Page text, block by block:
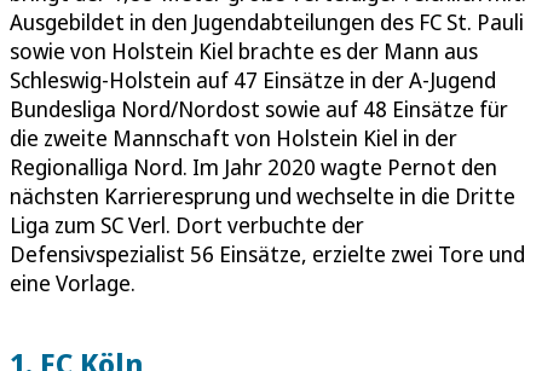
Ausgebildet in den Jugendabteilungen des FC St. Pauli
sowie von Holstein Kiel brachte es der Mann aus
Schleswig-Holstein auf 47 Einsätze in der A-Jugend
Bundesliga Nord/Nordost sowie auf 48 Einsätze für
die zweite Mannschaft von Holstein Kiel in der
Regionalliga Nord. Im Jahr 2020 wagte Pernot den
nächsten Karrieresprung und wechselte in die Dritte
Liga zum SC Verl. Dort verbuchte der
Defensivspezialist 56 Einsätze, erzielte zwei Tore und
eine Vorlage.